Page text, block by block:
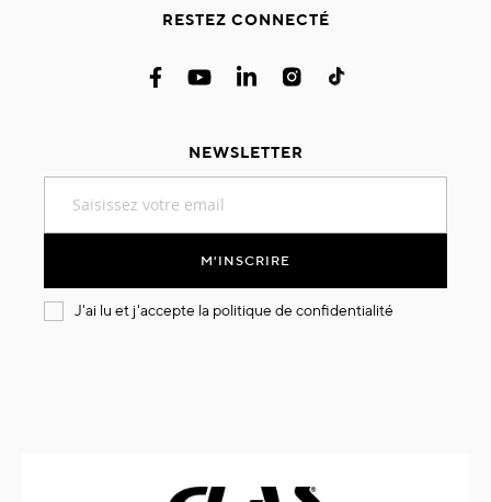
RESTEZ CONNECTÉ
NEWSLETTER
notre
M'INSCRIRE
J'ai lu et j'accepte la politique de confidentialité